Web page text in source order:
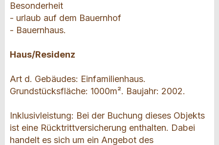
Besonderheit
- urlaub auf dem Bauernhof
- Bauernhaus.
Haus/Residenz
Art d. Gebäudes: Einfamilienhaus.
Grundstücksfläche: 1000m². Baujahr: 2002.
Inklusivleistung: Bei der Buchung dieses Objekts
ist eine Rücktrittversicherung enthalten. Dabei
handelt es sich um ein Angebot des